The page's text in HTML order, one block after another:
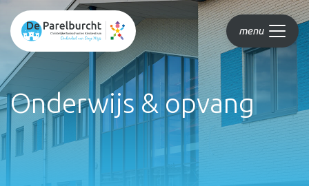
menu
Onderwijs & opvang